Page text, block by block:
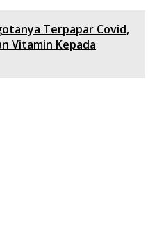
Terpapar Covid,
Vitamin Kepada